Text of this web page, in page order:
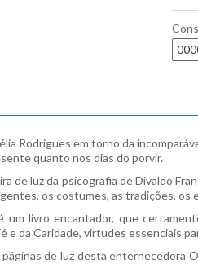
Rodrigues em torno da
quanto nos dias do porvir.
de luz da psicografia de Divaldo
os costumes, as tradições,
livro encantador, que
e da Caridade, virtudes essenciais
de luz desta enternecedora